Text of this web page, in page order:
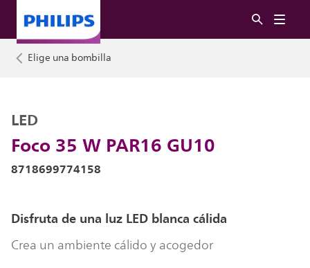
Elige una bombilla
Foco 35 W PAR16 GU10
LED
8718699774158
Disfruta de una luz LED blanca cálida
Crea un ambiente cálido y acogedor